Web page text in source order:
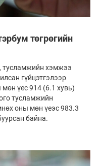
төгрөгийн
тусламжийн хэмжээ
гүйцэтгэлээр
үес 914 (6.1 хувь)
тусламжийн
оны мөн үеэс 983.3
байна.